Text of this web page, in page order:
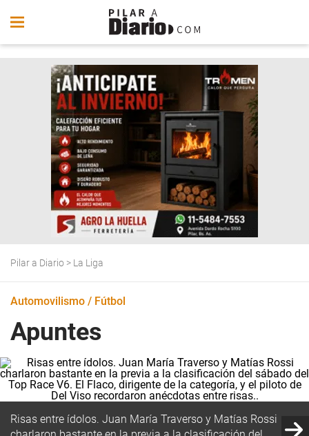
Pilar a Diario > La Liga
Automovilismo / Fútbol
Apuntes
Risas entre ídolos. Juan María Traverso y Matías Rossi